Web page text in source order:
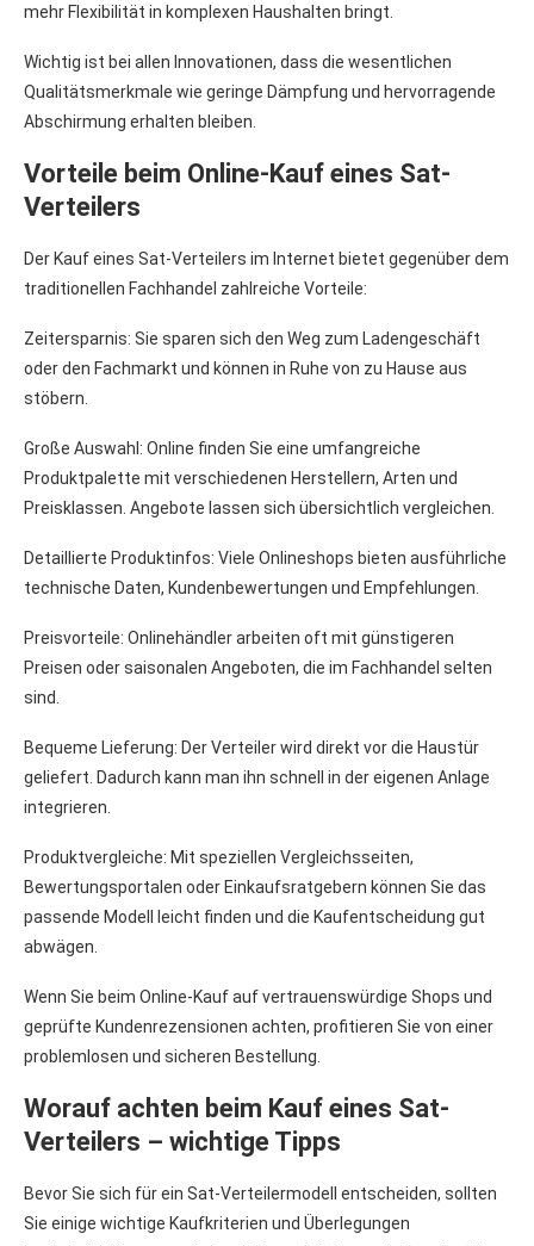
mehr Flexibilität in komplexen Haushalten bringt.
Wichtig ist bei allen Innovationen, dass die wesentlichen
Qualitätsmerkmale wie geringe Dämpfung und hervorragende
Abschirmung erhalten bleiben.
Vorteile beim Online-Kauf eines Sat-
Verteilers
Der Kauf eines Sat-Verteilers im Internet bietet gegenüber dem
traditionellen Fachhandel zahlreiche Vorteile:
Zeitersparnis: Sie sparen sich den Weg zum Ladengeschäft
oder den Fachmarkt und können in Ruhe von zu Hause aus
stöbern.
Große Auswahl: Online finden Sie eine umfangreiche
Produktpalette mit verschiedenen Herstellern, Arten und
Preisklassen. Angebote lassen sich übersichtlich vergleichen.
Detaillierte Produktinfos: Viele Onlineshops bieten ausführliche
technische Daten, Kundenbewertungen und Empfehlungen.
Preisvorteile: Onlinehändler arbeiten oft mit günstigeren
Preisen oder saisonalen Angeboten, die im Fachhandel selten
sind.
Bequeme Lieferung: Der Verteiler wird direkt vor die Haustür
geliefert. Dadurch kann man ihn schnell in der eigenen Anlage
integrieren.
Produktvergleiche: Mit speziellen Vergleichsseiten,
Bewertungsportalen oder Einkaufsratgebern können Sie das
passende Modell leicht finden und die Kaufentscheidung gut
abwägen.
Wenn Sie beim Online-Kauf auf vertrauenswürdige Shops und
geprüfte Kundenrezensionen achten, profitieren Sie von einer
problemlosen und sicheren Bestellung.
Worauf achten beim Kauf eines Sat-
Verteilers – wichtige Tipps
Bevor Sie sich für ein Sat-Verteilermodell entscheiden, sollten
Sie einige wichtige Kaufkriterien und Überlegungen